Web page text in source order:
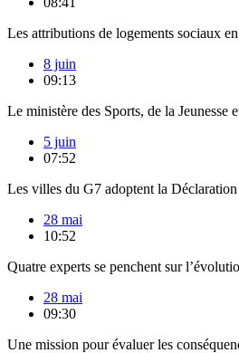
Les attributions de logements sociaux
8 juin
09:13
Le ministère des Sports, de la Jeunesse
5 juin
07:52
Les villes du G7 adoptent la
28 mai
10:52
Quatre experts se penchent sur
28 mai
09:30
Une mission pour évaluer les